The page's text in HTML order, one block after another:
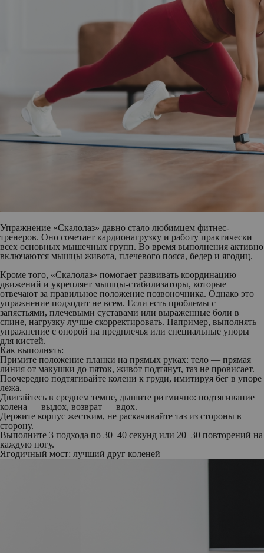
Упражнение «Скалолаз» давно стало любимцем фитнес-
тренеров. Оно сочетает кардионагрузку и работу практически
всех основных мышечных групп. Во время выполнения активно
включаются мышцы живота, плечевого пояса, бедер и ягодиц.
Кроме того, «Скалолаз» помогает развивать координацию
движений и укрепляет мышцы-стабилизаторы, которые
отвечают за правильное положение позвоночника. Однако это
упражнение подходит не всем. Если есть проблемы с
запястьями, плечевыми суставами или выраженные боли в
спине, нагрузку лучше скорректировать. Например, выполнять
упражнение с опорой на предплечья или специальные упоры
для кистей.
Как выполнять:
Примите положение планки на прямых руках: тело — прямая
линия от макушки до пяток, живот подтянут, таз не провисает.
Поочередно подтягивайте колени к груди, имитируя бег в упоре
лежа.
Двигайтесь в среднем темпе, дышите ритмично: подтягивание
колена — выдох, возврат — вдох.
Держите корпус жестким, не раскачивайте таз из стороны в
сторону.
Выполните 3 подхода по 30–40 секунд или 20–30 повторений на
каждую ногу.
Ягодичный мост: лучший друг коленей